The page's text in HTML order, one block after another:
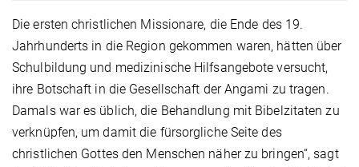
Die ersten christlichen Missionare, die Ende des 19.
Jahrhunderts in die Region gekommen waren, hätten über
Schulbildung und medizinische Hilfsangebote versucht,
ihre Botschaft in die Gesellschaft der Angami zu tragen.
Damals war es üblich, die Behandlung mit Bibelzitaten zu
verknüpfen, um damit die fürsorgliche Seite des
christlichen Gottes den Menschen näher zu bringen“, sagt